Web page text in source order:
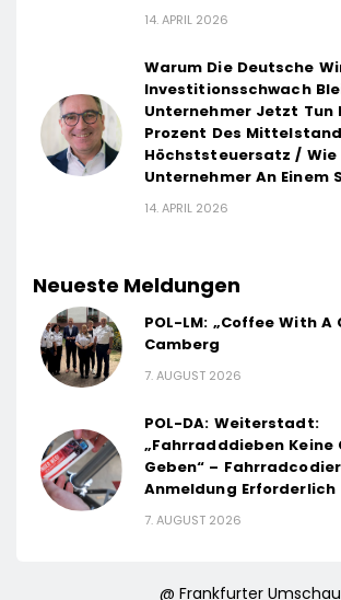
14. APRIL 2026
Warum Die Deutsche
Investitionsschwach
Unternehmer Jetzt Tun
Prozent Des
Höchststeuersatz /
Unternehmer An Einem
14. APRIL 2026
Neueste Meldungen
POL-LM: „Coffee With A
Camberg
7. AUGUST 2026
POL-DA: Weiterstadt:
„Fahrradddieben Keine
Geben“ –
Anmeldung Erforderlich
7. AUGUST 2026
@ Frankfurter Umschau